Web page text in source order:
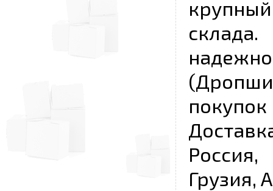
Грузия,